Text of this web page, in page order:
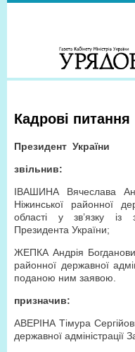
Кадрові питання
Президент України
звільнив:
ІВАШИНА Вячеслава
Ніжинської районної
області у зв’язку із
Президента України;
ЖЕПКА Андрія
районної державної
поданою ним заявою.
призначив:
АВЕРІНА Тімура
державної адміністрації